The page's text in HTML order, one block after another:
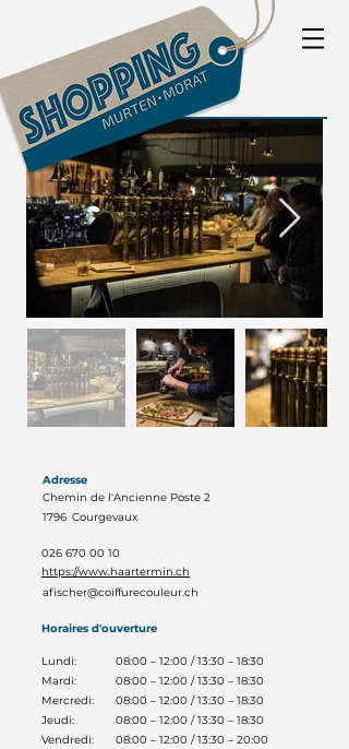
Adresse
Courgevaux
1796
Chemin de l'Ancienne Poste 2
026 670 00 10
https://www.haartermin.ch
afischer@coiffurecouleur.ch
Horaires d'ouverture
08:00 – 12:00 / 13:30 – 18:30
08:00 – 12:00 / 13:30 – 18:30
08:00 – 12:00 / 13:30 – 18:30
08:00 – 12:00 / 13:30 – 18:30
08:00 – 12:00 / 13:30 – 20:00
Lundi:
Mardi:
Mercredi:
Jeudi:
Vendredi: